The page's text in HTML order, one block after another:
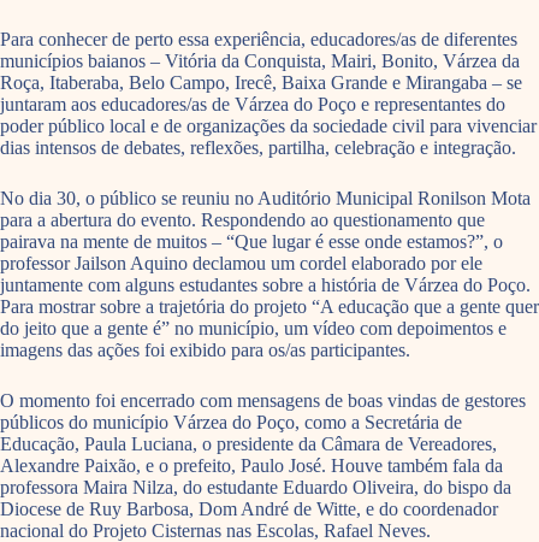
Para conhecer de perto essa experiência, educadores/as de diferentes
municípios baianos – Vitória da Conquista, Mairi, Bonito, Várzea da
Roça, Itaberaba, Belo Campo, Irecê, Baixa Grande e Mirangaba – se
juntaram aos educadores/as de Várzea do Poço e representantes do
poder público local e de organizações da sociedade civil para vivenciar
dias intensos de debates, reflexões, partilha, celebração e integração.
No dia 30, o público se reuniu no Auditório Municipal Ronilson Mota
para a abertura do evento. Respondendo ao questionamento que
pairava na mente de muitos – “Que lugar é esse onde estamos?”, o
professor Jailson Aquino declamou um cordel elaborado por ele
juntamente com alguns estudantes sobre a história de Várzea do Poço.
Para mostrar sobre a trajetória do projeto “A educação que a gente quer
do jeito que a gente é” no município, um vídeo com depoimentos e
imagens das ações foi exibido para os/as participantes.
O momento foi encerrado com mensagens de boas vindas de gestores
públicos do município Várzea do Poço, como a Secretária de
Educação, Paula Luciana, o presidente da Câmara de Vereadores,
Alexandre Paixão, e o prefeito, Paulo José. Houve também fala da
professora Maira Nilza, do estudante Eduardo Oliveira, do bispo da
Diocese de Ruy Barbosa, Dom André de Witte, e do coordenador
nacional do Projeto Cisternas nas Escolas, Rafael Neves.